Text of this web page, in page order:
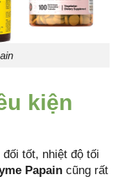
kiện
tốt, nhiệt độ tối
Papain cũng rất